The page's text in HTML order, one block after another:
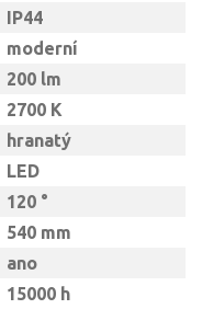
IP44
moderní
200 lm
2700 K
hranatý
LED
120 °
540 mm
ano
15000 h